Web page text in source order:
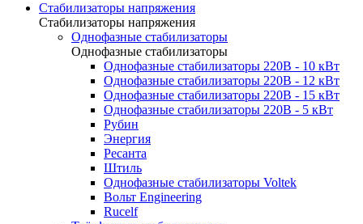
Стабилизаторы напряжения
Стабилизаторы напряжения
Однофазные стабилизаторы
Однофазные стабилизаторы
Однофазные стабилизаторы 220В - 10 кВт
Однофазные стабилизаторы 220В - 12 кВт
Однофазные стабилизаторы 220В - 15 кВт
Однофазные стабилизаторы 220В - 5 кВт
Рубин
Энергия
Ресанта
Штиль
Однофазные стабилизаторы Voltek
Вольт Engineering
Rucelf